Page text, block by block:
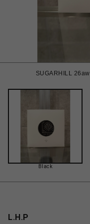
SUGARHILL
Black
L.H.P